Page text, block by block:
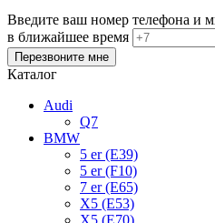
Введите ваш номер телефона и
в ближайшее время
Каталог
Audi
Q7
BMW
5 er (E39)
5 er (F10)
7 er (E65)
X5 (E53)
X5 (E70)